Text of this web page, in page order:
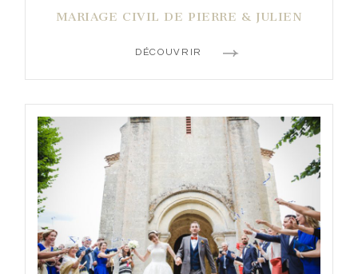
MARIAGE CIVIL DE PIERRE & JULIEN
DÉCOUVRIR